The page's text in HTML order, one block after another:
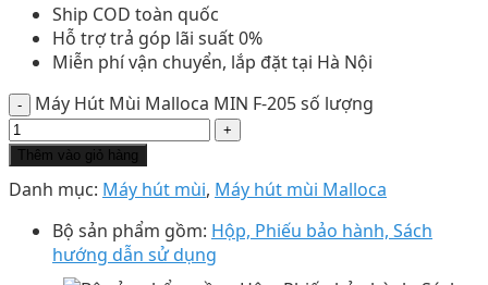
Ship COD toàn quốc
Hỗ trợ trả góp lãi suất 0%
Miễn phí vận chuyển, lắp đặt tại Hà Nội
Máy Hút Mùi Malloca MIN F-205 số lượng
Thêm vào giỏ hàng
Danh mục: Máy hút mùi, Máy hút mùi Malloca
Bộ sản phẩm gồm: Hộp, Phiếu bảo hành, Sách
hướng dẫn sử dụng